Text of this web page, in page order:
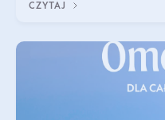
CZYTAJ